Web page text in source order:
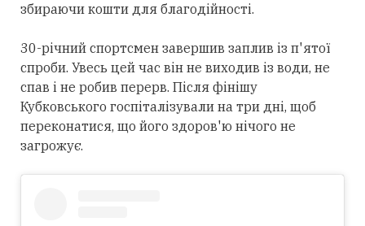
збираючи кошти для благодійності.
30-річний спортсмен завершив заплив із п'ятої
спроби. Увесь цей час він не виходив із води, не
спав і не робив перерв. Після фінішу
Кубковського госпіталізували на три дні, щоб
переконатися, що його здоров'ю нічого не
загрожує.